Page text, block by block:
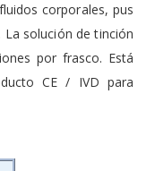
corporales, pus
solución de tinción
por frasco. Está
CE / IVD para